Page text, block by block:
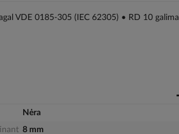
VDE 0185-305 (IEC 62305) • RD 10 galima
Nėra
8 mm